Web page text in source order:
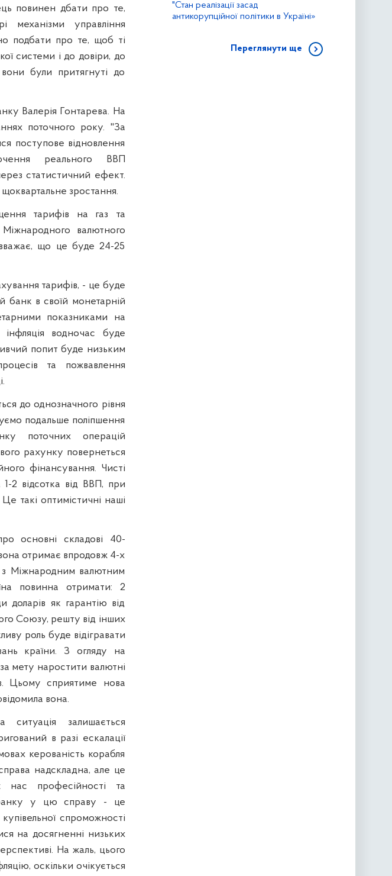
повинен дбати про те,
механізми управління
подбати про те, щоб ті
системи і до довіри, до
були притягнуті до
Валерія Гонтарева. На
поточного року. "За
поступове відновлення
реального ВВП
статистичний ефект.
зростання.
тарифів на газ та
валютного
що це буде 24-25
тарифів, - це буде
банк в своїй монетарній
показниками на
інфляція водночас буде
попит буде низьким
та пожвавлення
до однозначного рівня
подальше поліпшення
поточних операцій
рахунку повернеться
фінансування. Чисті
2 відсотка від ВВП, при
такі оптимістичні наші
основні складові 40-
отримає впродовж 4-х
з Міжнародним валютним
повинна отримати: 2
доларів як гарантію від
Союзу, решту від інших
роль буде відігравати
країни. З огляду на
мету наростити валютні
Цьому сприятиме нова
вона.
ситуація залишається
в разі ескалації
керованість корабля
надскладна, але це
нас професійності та
банку у цю справу - це
спроможності
на досягненні низьких
На жаль, цього
оскільки очікується
"Стан реалізації засад
антикорупційної політики в Україні»
Переглянути ще